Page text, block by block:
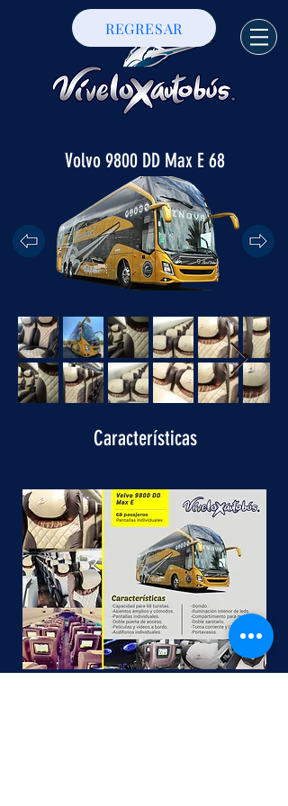
REGRESAR
Volvo 9800 DD Max E 68
Características